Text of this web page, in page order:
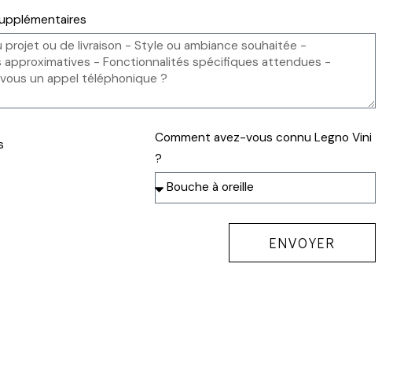
Comment avez-vous connu Legno Vini
?
ENVOYER